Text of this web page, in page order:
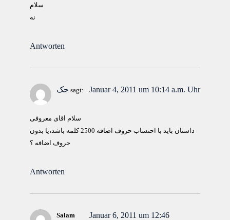
سلام
نه
Antworten
جک sagt: Januar 4, 2011 um 10:14 a.m. Uhr
سلام اقای معروفی
داستان باید با احتساب حروف اضافه 2500 کلمه باشد،یا بدون
حروف اضافه ؟
Antworten
Salam
Januar 6, 2011 um 12:46